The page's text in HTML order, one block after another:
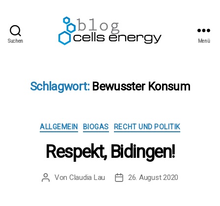
Suchen Menü
Schlagwort: Bewusster Konsum
Kategorien
ALLGEMEIN BIOGAS RECHT UND POLITIK
Respekt, Bidingen!
Beitragsautor
Von Claudia Lau Beitragsdatum
26. August 2020